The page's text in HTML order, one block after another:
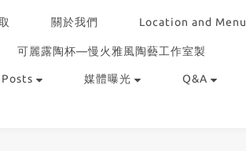
關於我們 Location and Menu
可麗露陶杯—慢火雅風陶藝工作室製
媒體曝光 Q&A